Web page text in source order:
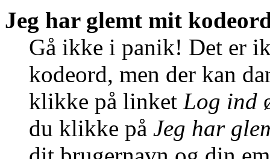
Jeg har glemt mit
Gå ikke i panik! Det er
kodeord, men der kan
klikke på linket Log ind
du klikke på Jeg har